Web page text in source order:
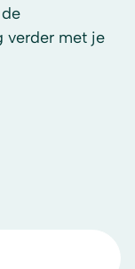
verder met je